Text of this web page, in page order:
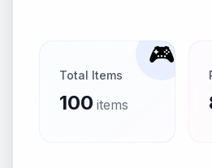
🎮
Total Items
100 items